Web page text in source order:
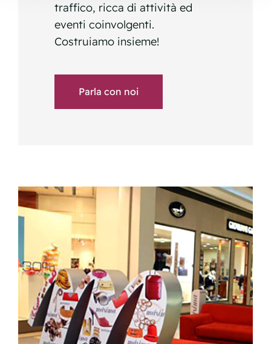
traffico, ricca di attività ed
eventi coinvolgenti.
Costruiamo insieme!
Parla con noi